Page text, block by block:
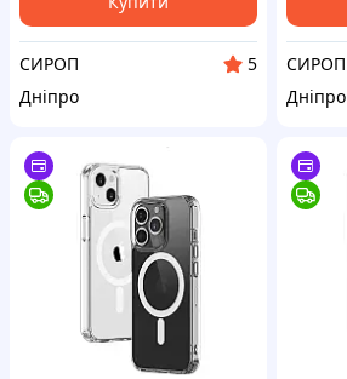
СИРОП
5
Дніпро
СИРОП
Дніпро